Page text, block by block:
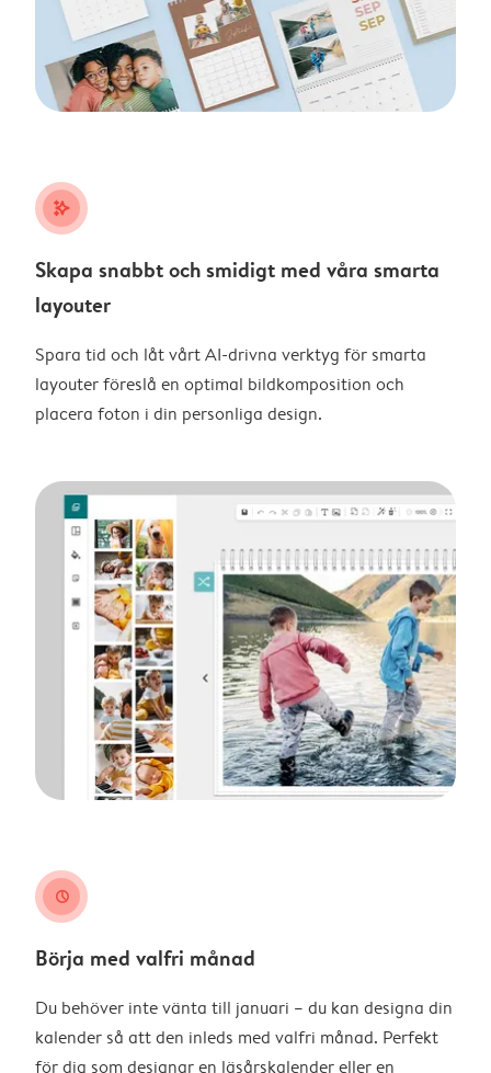
stars_plus
Skapa snabbt och smidigt med våra smarta
layouter
Spara tid och låt vårt AI-drivna verktyg för smarta
layouter föreslå en optimal bildkomposition och
placera foton i din personliga design.
clock
Börja med valfri månad
Du behöver inte vänta till januari – du kan designa din
kalender så att den inleds med valfri månad. Perfekt
för dig som designar en läsårskalender eller en